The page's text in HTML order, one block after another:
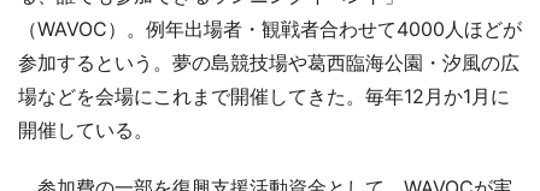
（WAVOC）。例年出場者・観戦者合わせて4000人ほどが
参加するという。夢の島競技場や葛西臨海公園・汐風の広
場などを会場にこれまで開催してきた。毎年12月か1月に
開催している。